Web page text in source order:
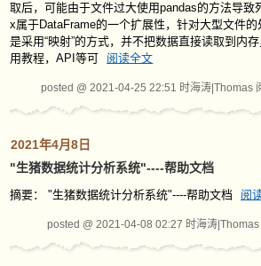
取后，可能由于文件过大使用pandas的方法导致
x属于DataFrame的一个扩展性，针对大型文件
是采用“映射”的方式，并不把数据直接读取到内
用教程，API等可
阅读全文
posted @ 2021-04-25 22:51 时海涛|Thomas
2021年4月8日
"生猪数据统计分析系统"----帮助文档
摘要： "生猪数据统计分析系统"----帮助文档 阅
posted @ 2021-04-08 02:27 时海涛|Thomas